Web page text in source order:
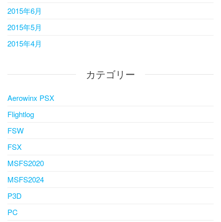
2015年6月
2015年5月
2015年4月
カテゴリー
Aerowinx PSX
Flightlog
FSW
FSX
MSFS2020
MSFS2024
P3D
PC